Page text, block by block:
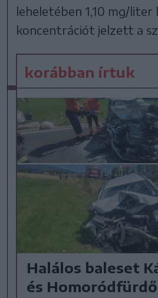
leheletében 1,10 mg/liter
koncentrációt jelzett a
korábban írtuk
Halálos baleset
és